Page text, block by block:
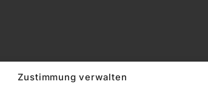
Zustimmung verwalten